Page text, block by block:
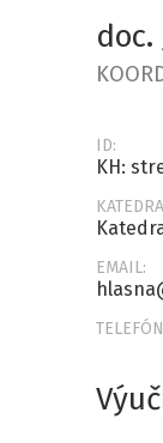
doc.
ID:
KH:
EMAIL: